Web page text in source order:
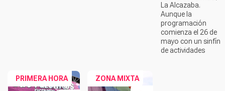
La Alcazaba.
Aunque la
programación
comienza el 26 de
mayo con un sinfín
de actividades
PRIMERA HORA ZONA MIXTA